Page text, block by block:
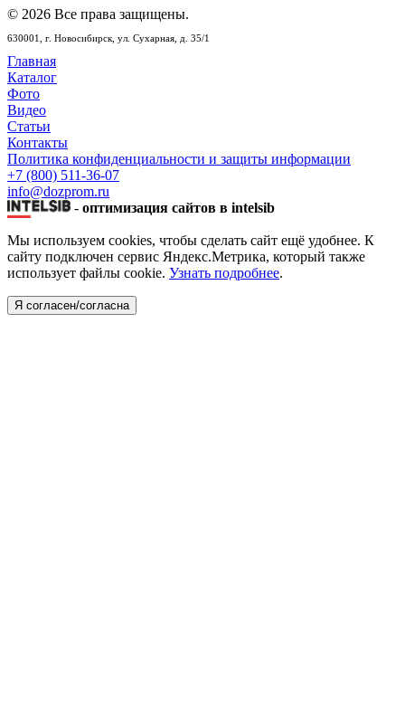
© 2026 Все права защищены.
630001, г. Новосибирск, ул. Сухарная, д. 35/1
Главная
Каталог
Фото
Видео
Статьи
Контакты
Политика конфиденциальности и защиты информации
+7 (800) 511-36-07
info@dozprom.ru
- оптимизация сайтов в intelsib
Мы используем cookies, чтобы сделать сайт ещё удобнее. К
сайту подключен сервис Яндекс.Метрика, который также
использует файлы cookie. Узнать подробнее.
Я согласен/согласна